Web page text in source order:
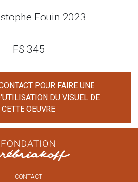
Fouin 2023
FS 345
POUR FAIRE UNE
DU VISUEL DE
CETTE OEUVRE
CONTACT